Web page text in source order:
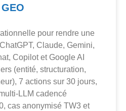
GEO
pour rendre une
Claude, Gemini,
Copilot et Google AI
(entité, structuration,
7 actions sur 30 jours,
LLM cadencé
cas anonymisé TW3 et